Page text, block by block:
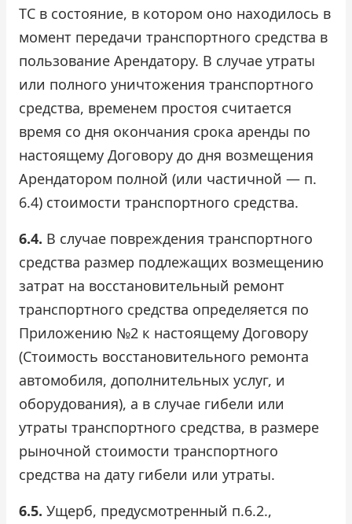
ТС в состояние, в котором оно находилось в
момент передачи транспортного средства в
пользование Арендатору. В случае утраты
или полного уничтожения транспортного
средства, временем простоя считается
время со дня окончания срока аренды по
настоящему Договору до дня возмещения
Арендатором полной (или частичной — п.
6.4) стоимости транспортного средства.
6.4. В случае повреждения транспортного
средства размер подлежащих возмещению
затрат на восстановительный ремонт
транспортного средства определяется по
Приложению №2 к настоящему Договору
(Стоимость восстановительного ремонта
автомобиля, дополнительных услуг, и
оборудования), а в случае гибели или
утраты транспортного средства, в размере
рыночной стоимости транспортного
средства на дату гибели или утраты.
6.5. Ущерб, предусмотренный п.6.2.,